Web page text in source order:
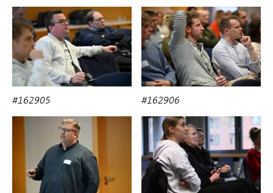
#162905 #162906